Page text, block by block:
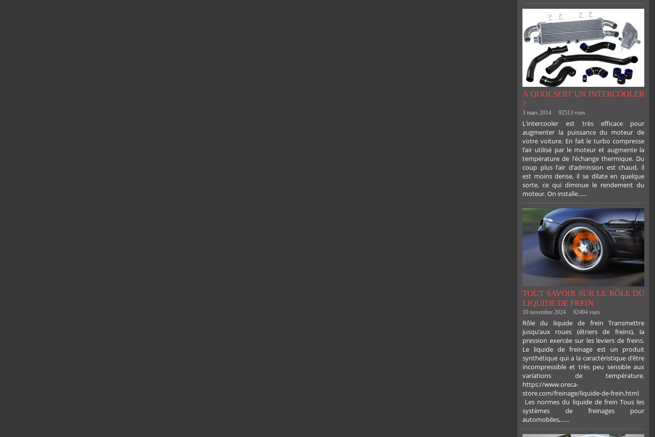
A QUOI SERT UN INTERCOOLER
?
3 mars 2014 92513 vues
L’intercooler est très efficace pour
augmenter la puissance du moteur de
votre voiture. En fait le turbo compresse
l’air utilisé par le moteur et augmente la
température de l’échange thermique. Du
coup plus l’air d’admission est chaud, il
est moins dense, il se dilate en quelque
sorte, ce qui diminue le rendement du
moteur. On installe......
TOUT SAVOIR SUR LE RÔLE DU
LIQUIDE DE FREIN
10 novembre 2024 92494 vues
Rôle du liquide de frein Transmettre
jusqu’aux roues (étriers de freins), la
pression exercée sur les leviers de freins.
Le liquide de freinage est un produit
synthétique qui a la caractéristique d’être
incompressible et très peu sensible aux
variations de température.
https://www.oreca-
store.com/freinage/liquide-de-frein.html
Les normes du liquide de frein Tous les
systèmes de freinages pour
automobiles,......